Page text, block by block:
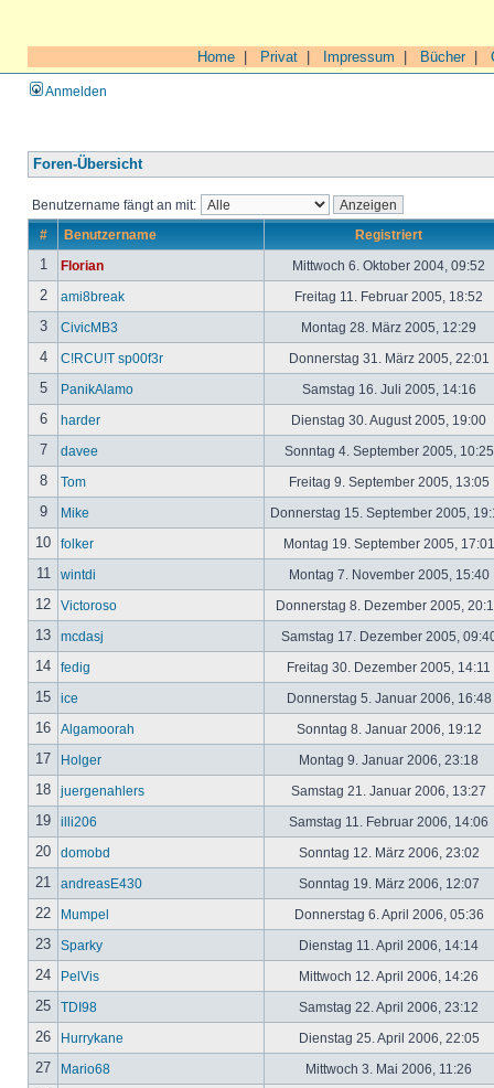
Home Privat Impressum Bücher|
Anmelden
Foren-Übersicht
Benutzername fängt an mit:
# Benutzername Registriert
1 Florian Mittwoch 6. Oktober 2004, 09:52
2 ami8break Freitag 11. Februar 2005, 18:52
3 CivicMB3 Montag 28. März 2005, 12:29
4 C!RCU!T sp00f3r Donnerstag 31. März 2005, 22:01
5 PanikAlamo Samstag 16. Juli 2005, 14:16
6 harder Dienstag 30. August 2005, 19:00
7 davee Sonntag 4. September 2005,
8 Tom Freitag 9. September 2005, 13:05
9 Mike Donnerstag 15. September 2005,
10 folker Montag 19. September 2005,
11 wintdi Montag 7. November 2005, 15:40
12 Victoroso Donnerstag 8. Dezember 2005,
13 mcdasj Samstag 17. Dezember 2005,
14 fedig Freitag 30. Dezember 2005, 14:11
15 ice Donnerstag 5. Januar 2006, 16:48
16 Algamoorah Sonntag 8. Januar 2006, 19:12
17 Holger Montag 9. Januar 2006, 23:18
18 juergenahlers Samstag 21. Januar 2006, 13:27
19 illi206 Samstag 11. Februar 2006, 14:06
20 domobd Sonntag 12. März 2006, 23:02
21 andreasE430 Sonntag 19. März 2006, 12:07
22 Mumpel Donnerstag 6. April 2006, 05:36
23 Sparky Dienstag 11. April 2006, 14:14
24 PelVis Mittwoch 12. April 2006, 14:26
25 TDI98 Samstag 22. April 2006, 23:12
26 Hurrykane Dienstag 25. April 2006, 22:05
27 Mario68 Mittwoch 3. Mai 2006, 11:26